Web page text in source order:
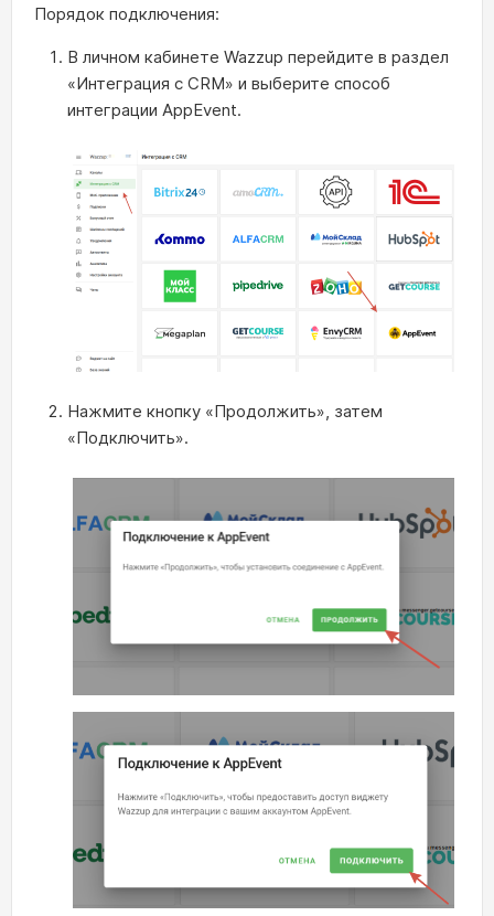
Порядок подключения:
В личном кабинете Wazzup перейдите в раздел
«Интеграция с CRM» и выберите способ
интеграции AppEvent.
Нажмите кнопку «Продолжить», затем
«Подключить».